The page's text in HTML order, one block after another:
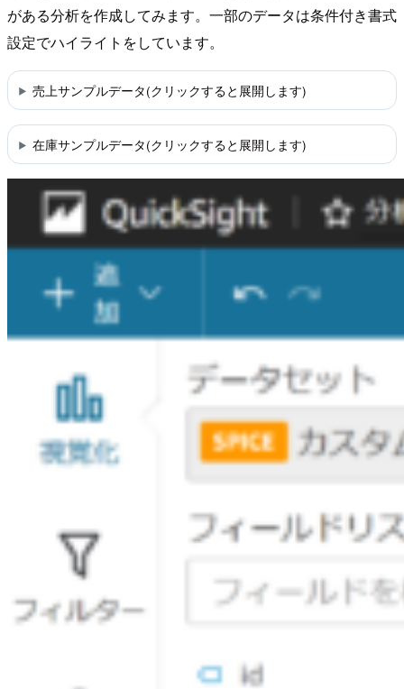
がある分析を作成してみます。一部のデータは条件付き書式
設定でハイライトをしています。
売上サンプルデータ(クリックすると展開します)
在庫サンプルデータ(クリックすると展開します)